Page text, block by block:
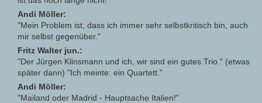
Andi Möller:
"Mein Problem ist, dass ich immer sehr selbstkritisch bin, auch
mir selbst gegenüber."
Fritz Walter jun.:
"Der Jürgen Klinsmann und ich, wir sind ein gutes Trio." (etwas
später dann) "Ich meinte: ein Quartett."
Andi Möller:
"Mailand oder Madrid - Hauptsache Italien!"